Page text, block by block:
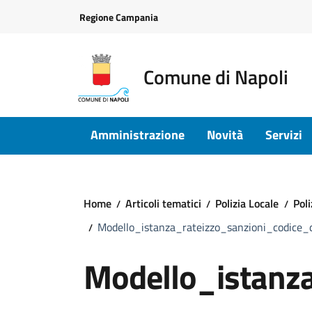
Regione Campania
Comune di Napoli
Amministrazione Novità Servizi
Home Articoli tematici Polizia Locale